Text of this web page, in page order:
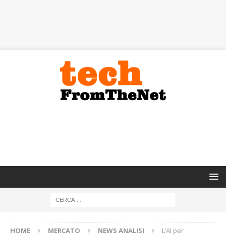
HOME MERCATO NEWS ANALISI
L’AI per